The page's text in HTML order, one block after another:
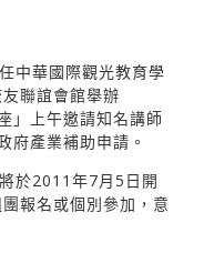
中華國際觀光教育學
聯誼會館舉辦
」上午邀請知名講師
府產業補助申請。
於2011年7月5日開
報名或個別參加，意